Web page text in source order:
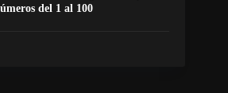
del 1 al 100